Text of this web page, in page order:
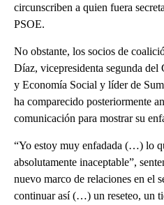
circunscriben a quien fuera
PSOE.
No obstante, los socios de
Díaz, vicepresidenta segunda
y Economía Social y líder de
ha comparecido posteriormente
comunicación para mostrar su
“Yo estoy muy enfadada (…) lo
absolutamente inaceptable”,
nuevo marco de relaciones en el
continuar así (…) un reseteo, un